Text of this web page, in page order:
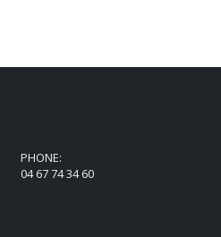
PHONE:
04 67 74 34 60